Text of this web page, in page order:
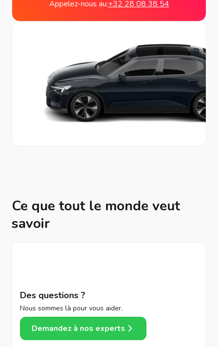
Appelez-nous au:+32 28 08 38 54
Ce que tout le monde veut
savoir
Des questions ?
Nous sommes là pour vous aider.
Demandez à nos experts